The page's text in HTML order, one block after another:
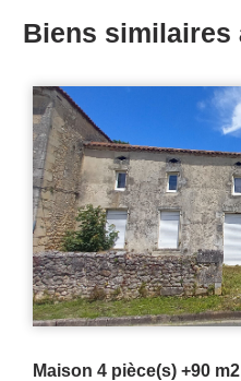
Biens similaires
Maison Queyrac 11